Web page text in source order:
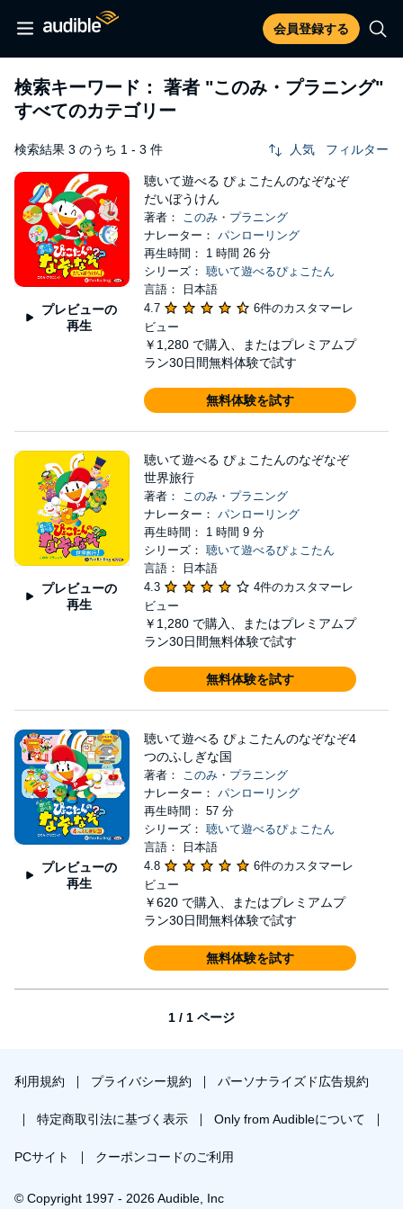
会員登録する
検索キーワード： 著者 "このみ・プラニング"
すべてのカテゴリー
検索結果 3 のうち 1 - 3 件 人気 フィルター
プレビューの
再生
聴いて遊べる ぴょこたんのなぞなぞ
だいぼうけん
著者： このみ・プラニング
ナレーター： パンローリング
再生時間： 1 時間 26 分
シリーズ： 聴いて遊べるぴょこたん
言語： 日本語
4.7
6件のカスタマーレ
ビュー
￥1,280 で購入、またはプレミアムプ
ラン30日間無料体験で試す
無料体験を試す
プレビューの
再生
聴いて遊べる ぴょこたんのなぞなぞ
世界旅行
著者： このみ・プラニング
ナレーター： パンローリング
再生時間： 1 時間 9 分
シリーズ： 聴いて遊べるぴょこたん
言語： 日本語
4.3
4件のカスタマーレ
ビュー
￥1,280 で購入、またはプレミアムプ
ラン30日間無料体験で試す
無料体験を試す
プレビューの
再生
聴いて遊べる ぴょこたんのなぞなぞ4
つのふしぎな国
著者： このみ・プラニング
ナレーター： パンローリング
再生時間： 57 分
シリーズ： 聴いて遊べるぴょこたん
言語： 日本語
4.8
6件のカスタマーレ
ビュー
￥620 で購入、またはプレミアムプ
ラン30日間無料体験で試す
無料体験を試す
1 / 1 ページ
利用規約 プライバシー規約 パーソナライズド広告規約
特定商取引法に基づく表示 Only from Audibleについて
PCサイト クーポンコードのご利用
© Copyright 1997 - 2026 Audible, Inc